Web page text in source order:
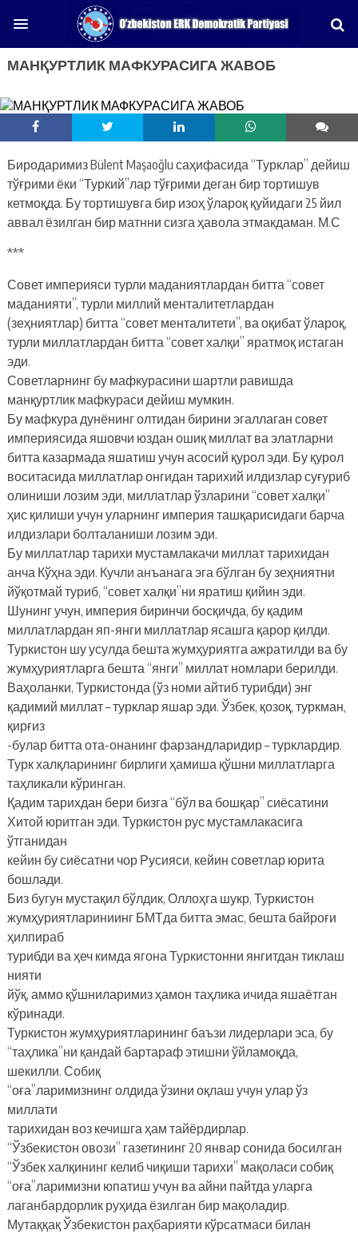
МАНҚУРТЛИК МАФКУРАСИГА ЖАВОБ
Биродаримиз Bülent Maşaoğlu саҳифасида “Турклар” дейиш
тўғрими ёки “Туркий”лар тўғрими деган бир тортишув
кетмоқда. Бу тортишувга бир изоҳ ўлароқ қуйидаги 25 йил
аввал ёзилган бир матнни сизга ҳавола этмакдаман. М.С
***
Совет империяси турли маданиятлардан битта “совет
маданияти”, турли миллий менталитетлардан
(зеҳниятлар) битта “совет менталитети”, ва оқибат ўлароқ,
турли миллатлардан битта “совет халқи” яратмоқ истаган
эди.
Советларнинг бу мафкурасини шартли равишда
манқуртлик мафкураси дейиш мумкин.
Бу мафкура дунёнинг олтидан бирини эгаллаган совет
империясида яшовчи юздан ошиқ миллат ва элатларни
битта казармада яшатиш учун асосий қурол эди. Бу қурол
воситасида миллатлар онгидан тарихий илдизлар суғуриб
олиниши лозим эди, миллатлар ўзларини “совет халқи”
ҳис қилиши учун уларнинг империя ташқарисидаги барча
илдизлари болталаниши лозим эди.
Бу миллатлар тарихи мустамлакачи миллат тарихидан
анча Кўҳна эди. Кучли анъанага эга бўлган бу зеҳниятни
йўқотмай туриб, “совет халқи”ни яратиш қийин эди.
Шунинг учун, империя биринчи босқичда, бу қадим
миллатлардан яп-янги миллатлар ясашга қарор қилди.
Туркистон шу усулда бешта жумҳуриятга ажратилди ва бу
жумҳуриятларга бешта “янги” миллат номлари берилди.
Ваҳоланки, Туркистонда (ўз номи айтиб турибди) энг
қадимий миллат – турклар яшар эди. Ўзбек, қозоқ, туркман,
қирғиз
-булар битта ота-онанинг фарзандларидир – турклардир.
Турк халқларининг бирлиги ҳамиша қўшни миллатларга
таҳликали кўринган.
Қадим тарихдан бери бизга “бўл ва бошқар” сиёсатини
Хитой юритган эди. Туркистон рус мустамлакасига
ўтганидан
кейин бу сиёсатни чор Русияси, кейин советлар юрита
бошлади.
Биз бугун мустақил бўлдик, Оллоҳга шукр, Туркистон
жумҳуриятлариниинг БМТда битта эмас, бешта байроғи
ҳилпираб
турибди ва ҳеч кимда ягона Туркистонни янгитдан тиклаш
нияти
йўқ, аммо қўшниларимиз ҳамон таҳлика ичида яшаётган
кўринади.
Туркистон жумҳуриятларининг баъзи лидерлари эса, бу
“таҳлика”ни қандай бартараф этишни ўйламоқда,
шекилли. Собиқ
“оға”ларимизнинг олдида ўзини оқлаш учун улар ўз
миллати
тарихидан воз кечишга ҳам тайёрдирлар.
“Ўзбекистон овози” газетининг 20 январ сонида босилган
“Ўзбек халқининг келиб чиқиши тарихи” мақоласи собиқ
“оға”ларимизни юпатиш учун ва айни пайтда уларга
лаганбардорлик руҳида ёзилган бир мақоладир.
Мутаққақ Ўзбекистон раҳбарияти кўрсатмаси билан